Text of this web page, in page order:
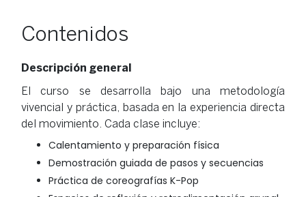
Contenidos
Descripción general
El curso se desarrolla bajo una metodología
vivencial y práctica, basada en la experiencia directa
del movimiento. Cada clase incluye:
Calentamiento y preparación física
Demostración guiada de pasos y secuencias
Práctica de coreografías K-Pop